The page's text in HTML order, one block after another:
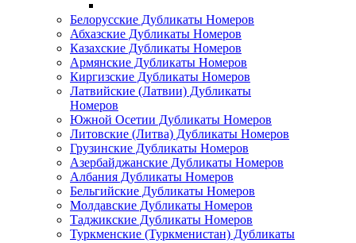
Белорусские Дубликаты Номеров
Абхазские Дубликаты Номеров
Казахские Дубликаты Номеров
Армянские Дубликаты Номеров
Киргизские Дубликаты Номеров
Латвийские (Латвии) Дубликаты
Номеров
Южной Осетии Дубликаты Номеров
Литовские (Литва) Дубликаты Номеров
Грузинские Дубликаты Номеров
Азербайджанские Дубликаты Номеров
Албания Дубликаты Номеров
Бельгийские Дубликаты Номеров
Молдавские Дубликаты Номеров
Таджикские Дубликаты Номеров
Туркменские (Туркменистан) Дубликаты